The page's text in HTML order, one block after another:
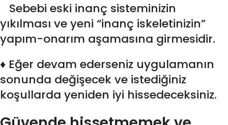
Sebebi eski inanç sisteminizin
yıkılması ve yeni “inanç iskeletinizin”
yapım-onarım aşamasına girmesidir.
♦ Eğer devam ederseniz uygulamanın
sonunda değişecek ve istediğiniz
koşullarda yeniden iyi hissedeceksiniz.